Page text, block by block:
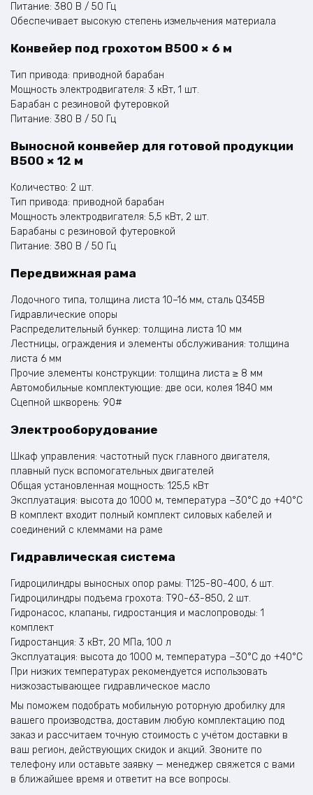
Питание: 380 В / 50 Гц
Обеспечивает высокую степень измельчения материала
Конвейер под грохотом B500 × 6 м
Тип привода: приводной барабан
Мощность электродвигателя: 3 кВт, 1 шт.
Барабан с резиновой футеровкой
Питание: 380 В / 50 Гц
Выносной конвейер для готовой продукции
B500 × 12 м
Количество: 2 шт.
Тип привода: приводной барабан
Мощность электродвигателя: 5,5 кВт, 2 шт.
Барабаны с резиновой футеровкой
Питание: 380 В / 50 Гц
Передвижная рама
Лодочного типа, толщина листа 10–16 мм, сталь Q345B
Гидравлические опоры
Распределительный бункер: толщина листа 10 мм
Лестницы, ограждения и элементы обслуживания: толщина
листа 6 мм
Прочие элементы конструкции: толщина листа ≥ 8 мм
Автомобильные комплектующие: две оси, колея 1840 мм
Сцепной шкворень: 90#
Электрооборудование
Шкаф управления: частотный пуск главного двигателя,
плавный пуск вспомогательных двигателей
Общая установленная мощность: 125,5 кВт
Эксплуатация: высота до 1000 м, температура −30°C до +40°C
В комплект входит полный комплект силовых кабелей и
соединений с клеммами на раме
Гидравлическая система
Гидроцилиндры выносных опор рамы: T125-80-400, 6 шт.
Гидроцилиндры подъема грохота: T90-63-850, 2 шт.
Гидронасос, клапаны, гидростанция и маслопроводы: 1
комплект
Гидростанция: 3 кВт, 20 МПа, 100 л
Эксплуатация: высота до 1000 м, температура −30°C до +40°C
При низких температурах рекомендуется использовать
низкозастывающее гидравлическое масло
Мы поможем подобрать мобильную роторную дробилку для
вашего производства, доставим любую комплектацию под
заказ и рассчитаем точную стоимость с учётом доставки в
ваш регион, действующих скидок и акций. Звоните по
телефону или оставьте заявку — менеджер свяжется с вами
в ближайшее время и ответит на все вопросы.